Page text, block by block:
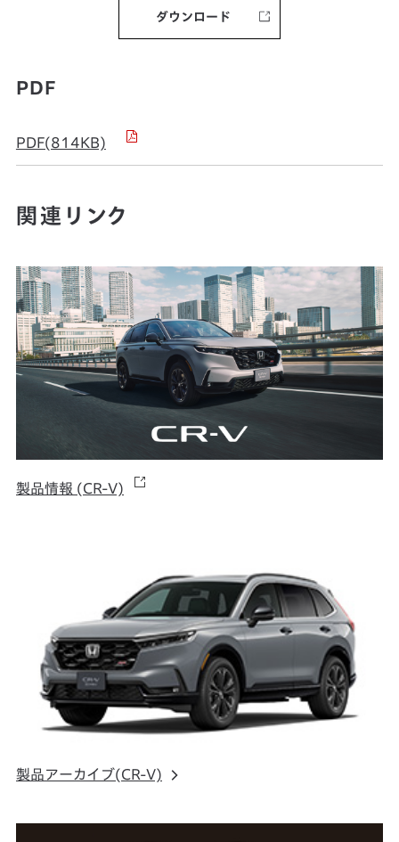
ダウンロード
PDF
PDF(814KB)
関連リンク
製品情報 (CR-V)
製品アーカイブ(CR-V)